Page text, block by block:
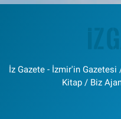
İz Gazete - İzmir'in
Kitap / Biz